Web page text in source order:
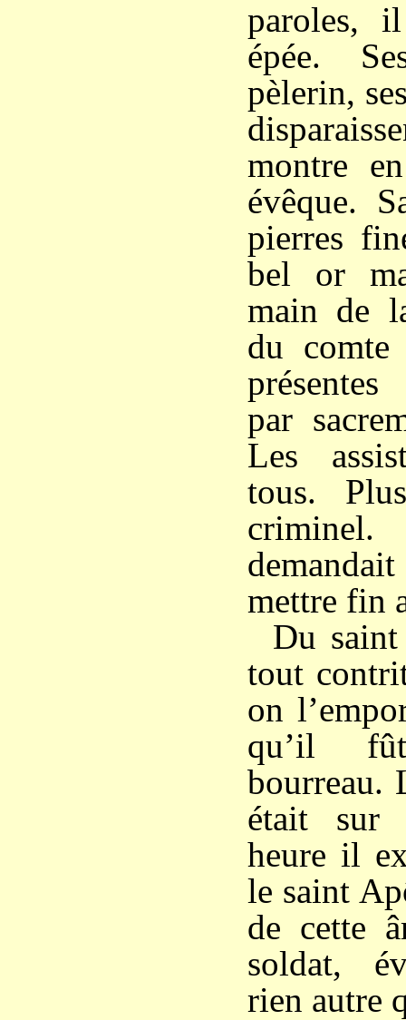
paroles,
épée.
pèlerin,
montre
évêque.
pierres
bel or
main de
du
par
Les
tous.
mettre fin
Du
tout
on
qu’il
bourreau.
était sur
heure il
le saint
de cette
soldat,
rien autre